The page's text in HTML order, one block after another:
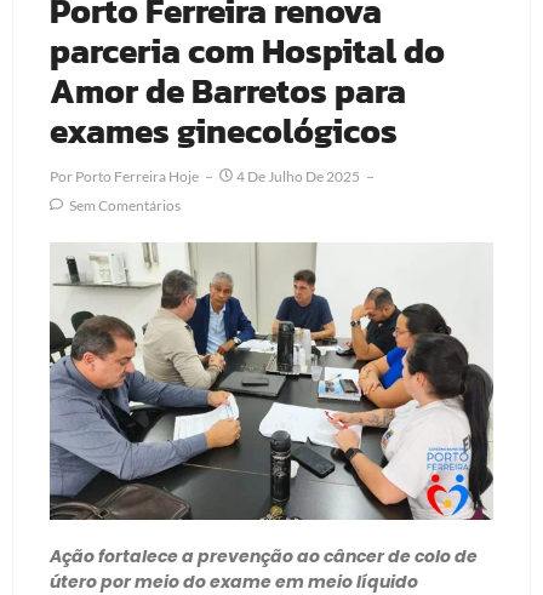
Porto Ferreira renova
parceria com Hospital do
Amor de Barretos para
exames ginecológicos
Por Porto Ferreira Hoje
4 De Julho De 2025
Sem Comentários
Ação fortalece a prevenção ao câncer de colo de
útero por meio do exame em meio líquido